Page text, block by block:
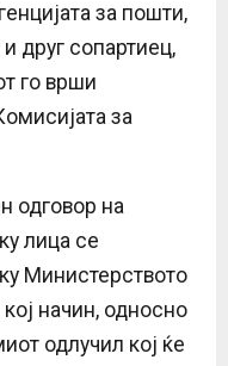
за пошти,
друг сопартиец,
го врши
за
одговор на
лица се
Министерството
начин, односно
одлучил кој ќе